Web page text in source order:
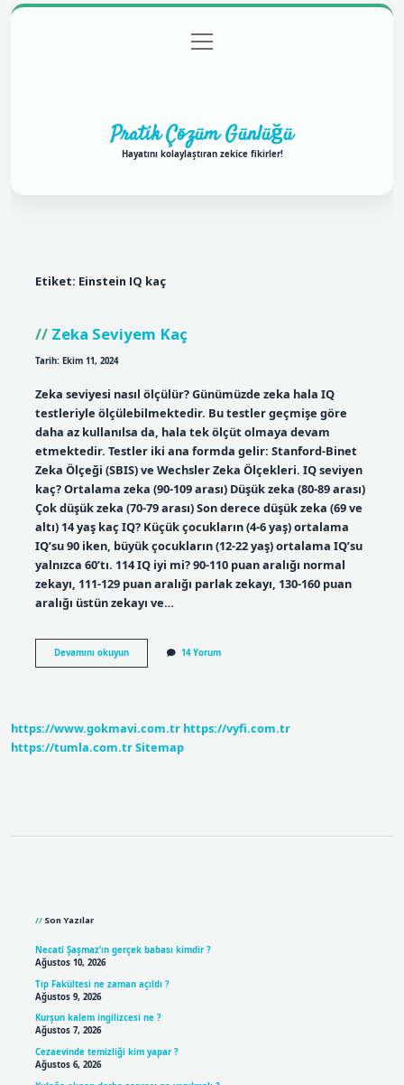
Gizlilik Politikası
menüyü
aç
Pratik Çözüm Günlüğü
Hayatını kolaylaştıran zekice fikirler!
Etiket: Einstein IQ kaç
Zeka Seviyem Kaç
Tarih: Ekim 11, 2024
Zeka seviyesi nasıl ölçülür? Günümüzde zeka hala IQ
testleriyle ölçülebilmektedir. Bu testler geçmişe göre
daha az kullanılsa da, hala tek ölçüt olmaya devam
etmektedir. Testler iki ana formda gelir: Stanford-Binet
Zeka Ölçeği (SBIS) ve Wechsler Zeka Ölçekleri. IQ seviyen
kaç? Ortalama zeka (90-109 arası) Düşük zeka (80-89 arası)
Çok düşük zeka (70-79 arası) Son derece düşük zeka (69 ve
altı) 14 yaş kaç IQ? Küçük çocukların (4-6 yaş) ortalama
IQ’su 90 iken, büyük çocukların (12-22 yaş) ortalama IQ’su
yalnızca 60’tı. 114 IQ iyi mi? 90-110 puan aralığı normal
zekayı, 111-129 puan aralığı parlak zekayı, 130-160 puan
aralığı üstün zekayı ve…
Devamını okuyunZeka
Seviyem
14 Yorum
https://www.gokmavi.com.tr https://vyfi.com.tr
https://tumla.com.trSitemap
Son Yazılar
Necati Şaşmaz’ın gerçek babası kimdir ?
Ağustos 10, 2026
Tıp Fakültesi ne zaman açıldı ?
Ağustos 9, 2026
Kurşun kalem ingilizcesi ne ?
Ağustos 7, 2026
Cezaevinde temizliği kim yapar ?
Ağustos 6, 2026